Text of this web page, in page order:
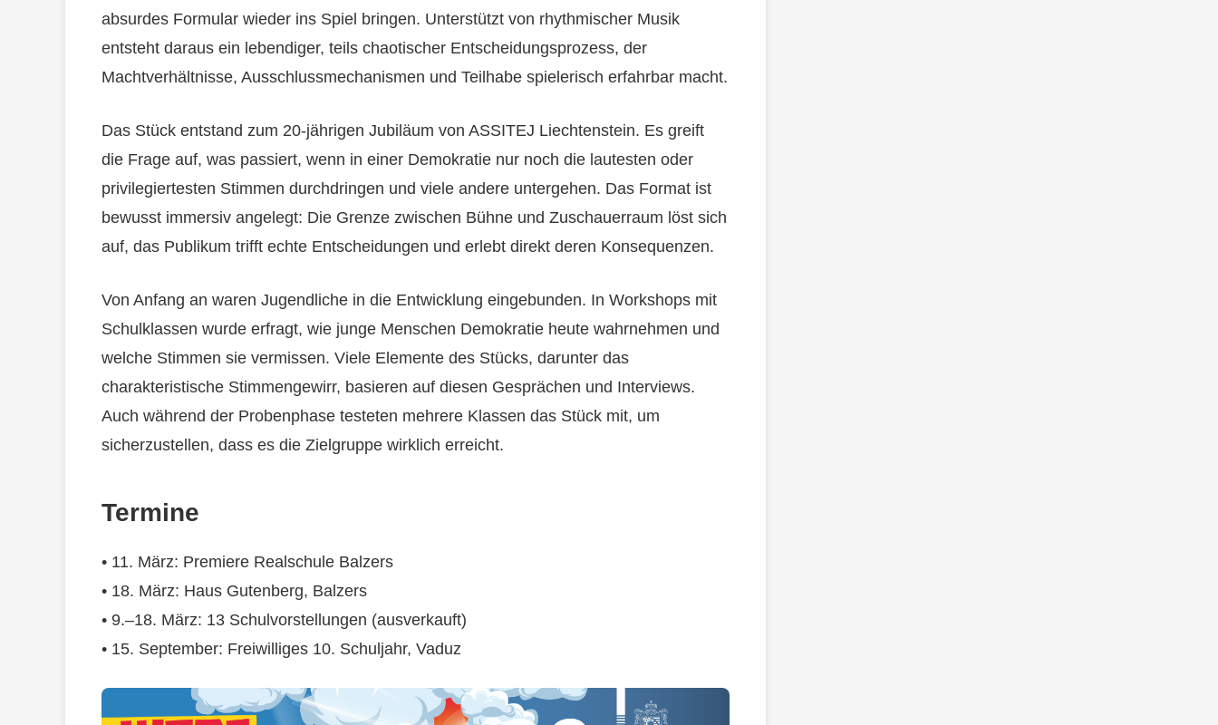
absurdes Formular wieder ins Spiel bringen. Unterstützt von rhythmischer Musik
entsteht daraus ein lebendiger, teils chaotischer Entscheidungsprozess, der
Machtverhältnisse, Ausschlussmechanismen und Teilhabe spielerisch erfahrbar macht.
Das Stück entstand zum 20-jährigen Jubiläum von ASSITEJ Liechtenstein. Es greift
die Frage auf, was passiert, wenn in einer Demokratie nur noch die lautesten oder
privilegiertesten Stimmen durchdringen und viele andere untergehen. Das Format ist
bewusst immersiv angelegt: Die Grenze zwischen Bühne und Zuschauerraum löst sich
auf, das Publikum trifft echte Entscheidungen und erlebt direkt deren Konsequenzen.
Von Anfang an waren Jugendliche in die Entwicklung eingebunden. In Workshops mit
Schulklassen wurde erfragt, wie junge Menschen Demokratie heute wahrnehmen und
welche Stimmen sie vermissen. Viele Elemente des Stücks, darunter das
charakteristische Stimmengewirr, basieren auf diesen Gesprächen und Interviews.
Auch während der Probenphase testeten mehrere Klassen das Stück mit, um
sicherzustellen, dass es die Zielgruppe wirklich erreicht.
Termine
• 11. März: Premiere Realschule Balzers
• 18. März: Haus Gutenberg, Balzers
• 9.–18. März: 13 Schulvorstellungen (ausverkauft)
• 15. September: Freiwilliges 10. Schuljahr, Vaduz